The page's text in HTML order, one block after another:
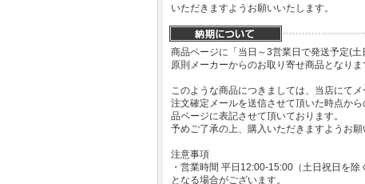
いただきますようお願いいたします。
商品ページに「当日～3営業日で発送予定(土
原則メーカーからのお取り寄せ商品となりま
このような商品につきましては、当店にてメ
注文確定メールを送信させて頂いた時点か
品ページに表記させて頂いております。
予めご了承の上、購入いただきますようお願
注意事項
・営業時間 平日12:00-15:00（土日祝日を
となる場合がございます。